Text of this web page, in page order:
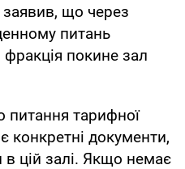
заявив, що через
питань
фракція покине зал
тарифної
конкретні документи,
в цій залі. Якщо немає